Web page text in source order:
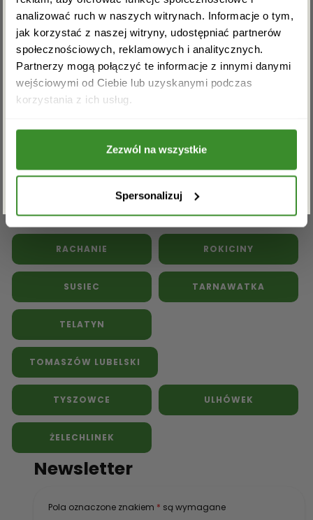
analizować ruch w naszych witrynach. Informacje o tym,
jak korzystać z naszej witryny, udostępniać partnerów
społecznościowych, reklamowych i analitycznych.
Partnerzy mogą połączyć te informacje z innymi danymi
wejściowymi od Ciebie lub uzyskanymi podczas
korzystania z ich usług.
Zezwól na wszystkie
Spersonalizuj
Kwiaty doniczkowe Kwiaty na pogrzeb
Inne kwiaciarnie w powiecie
tomaszowskim:
BEŁŻEC
KRYNICE LUBOCHNIA
RACHANIE ROKICINY
SUSIEC TARNAWATKA
TELATYN
TOMASZÓW LUBELSKI
TYSZOWCE ULHÓWEK
ŻELECHLINEK
Newsletter
Pola oznaczone znakiem * są wymagane
Akceptuję regulamin i wyrażam zgodę na
przetwarzanie powyższych danych osobowych
ZAPISZ SIĘ